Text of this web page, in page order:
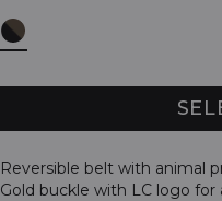
Reversible belt with animal
Gold buckle with LC logo